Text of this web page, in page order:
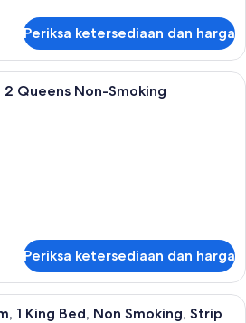
Periksa ketersediaan dan harga
Palace Strip View Room 2 Queens
2 Queens Non-Smoking
Periksa ketersediaan dan harga
Bantalan ekstra lembut, brankas,
1 King Bed, Non Smoking, Strip